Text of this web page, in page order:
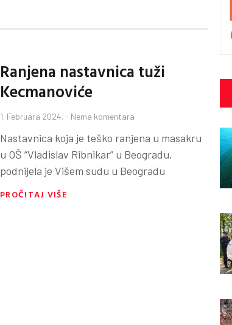
Ranjena nastavnica tuži
Kecmanoviće
1. Februara 2024. Nema komentara
Nastavnica koja je teško ranjena u masakru
u OŠ “Vladislav Ribnikar” u Beogradu,
podnijela je Višem sudu u Beogradu
PROČITAJ VIŠE